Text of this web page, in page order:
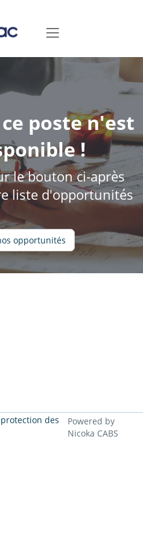
poste n'est
!
le bouton ci-après
liste d'opportunités
opportunités
des
Powered by
Nicoka CABS